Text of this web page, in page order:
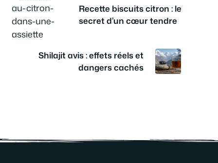
Recette biscuits citron : le
secret d’un cœur tendre
Shilajit avis : effets réels et
dangers cachés